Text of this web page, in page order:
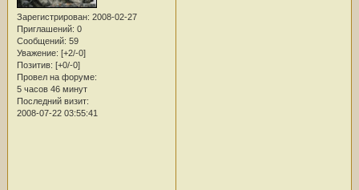
Зарегистрирован: 2008-02-27
Приглашений: 0
Сообщений: 59
Уважение: [+2/-0]
Позитив: [+0/-0]
Провел на форуме:
5 часов 46 минут
Последний визит:
2008-07-22 03:55:41